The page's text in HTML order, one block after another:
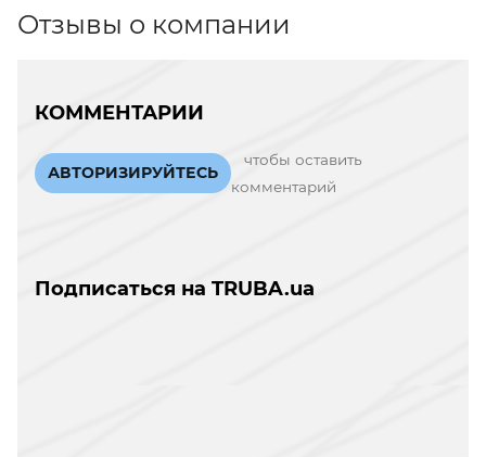
Отзывы о компании
КОММЕНТАРИИ
АВТОРИЗИРУЙТЕСЬ
чтобы оставить
комментарий
Подписаться на TRUBA.ua